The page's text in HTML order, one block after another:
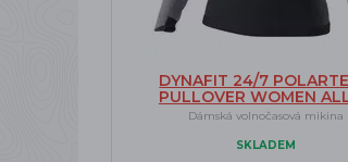
DYNAFIT 24/7
PULLOVER WOMEN
Dámská volnočasová mikina
SKLADEM